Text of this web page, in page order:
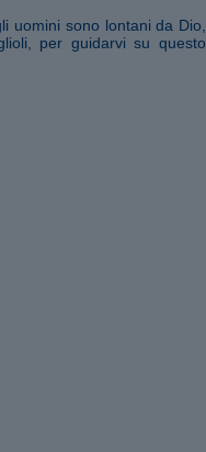
uomini sono lontani da Dio,
per guidarvi su questo